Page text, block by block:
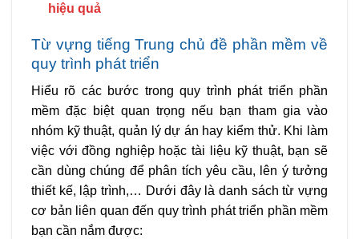
hiệu quả
Từ vựng tiếng Trung chủ đề phần mềm về
quy trình phát triển
Hiểu rõ các bước trong quy trình phát triển phần
mềm đặc biệt quan trọng nếu bạn tham gia vào
nhóm kỹ thuật, quản lý dự án hay kiểm thử. Khi làm
việc với đồng nghiệp hoặc tài liệu kỹ thuật, bạn sẽ
cần dùng chúng để phân tích yêu cầu, lên ý tưởng
thiết kế, lập trình,… Dưới đây là danh sách từ vựng
cơ bản liên quan đến quy trình phát triển phần mềm
bạn cần nắm được: